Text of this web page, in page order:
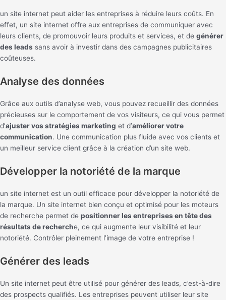
un site internet peut aider les entreprises à réduire leurs coûts. En
effet, un site internet offre aux entreprises de communiquer avec
leurs clients, de promouvoir leurs produits et services, et de générer
des leads sans avoir à investir dans des campagnes publicitaires
coûteuses.
Analyse des données
Grâce aux outils d’analyse web, vous pouvez recueillir des données
précieuses sur le comportement de vos visiteurs, ce qui vous permet
d’ajuster vos stratégies marketing et d’améliorer votre
communication. Une communication plus fluide avec vos clients et
un meilleur service client grâce à la création d’un site web.
Développer la notoriété de la marque
un site internet est un outil efficace pour développer la notoriété de
la marque. Un site internet bien conçu et optimisé pour les moteurs
de recherche permet de positionner les entreprises en tête des
résultats de recherche, ce qui augmente leur visibilité et leur
notoriété. Contrôler pleinement l’image de votre entreprise !
Générer des leads
Un site internet peut être utilisé pour générer des leads, c’est-à-dire
des prospects qualifiés. Les entreprises peuvent utiliser leur site